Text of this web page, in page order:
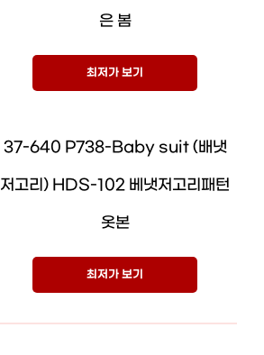
은 봄
최저가 보기
37-640 P738-Baby suit (배냇
저고리) HDS-102 베냇저고리패턴
옷본
최저가 보기